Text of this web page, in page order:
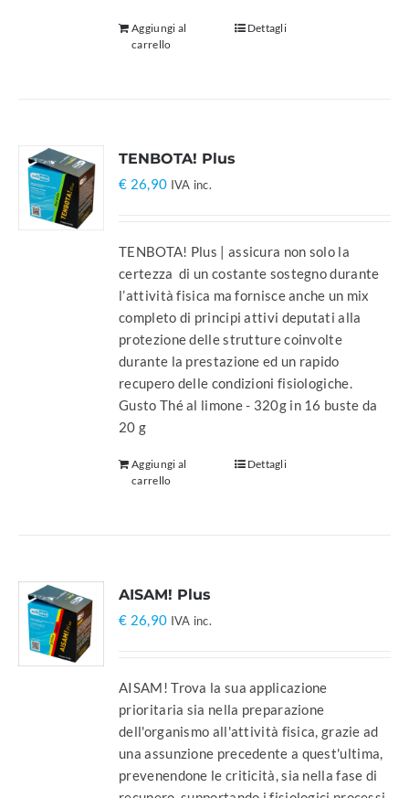
Aggiungi al
carrello
Dettagli
TENBOTA! Plus
€ 26,90 IVA inc.
TENBOTA! Plus | assicura non solo la
certezza di un costante sostegno durante
l’attività fisica ma fornisce anche un mix
completo di principi attivi deputati alla
protezione delle strutture coinvolte
durante la prestazione ed un rapido
recupero delle condizioni fisiologiche.
Gusto Thé al limone - 320g in 16 buste da
20 g
Aggiungi al
carrello
Dettagli
AISAM! Plus
€ 26,90 IVA inc.
AISAM! Trova la sua applicazione
prioritaria sia nella preparazione
dell'organismo all'attività fisica, grazie ad
una assunzione precedente a quest'ultima,
prevenendone le criticità, sia nella fase di